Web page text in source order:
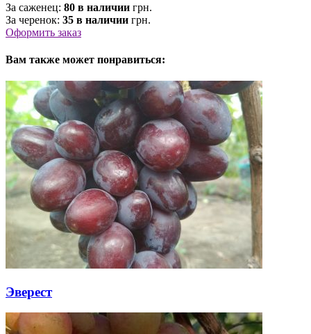
За саженец: 80 в наличии грн.
За черенок: 35 в наличии грн.
Оформить заказ
Вам также может понравиться:
Эверест